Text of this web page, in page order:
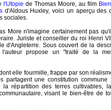
l'Utopie de Thomas Moore, au film
d'Aldous Huxley, voici un aperçu des
sociales.
More n'imagine certainement pas
Juriste et conseiller du roi Henri
d'Angleterre. Sous couvert de la
propose un "traité de la
elle fourmille, frappe par son
partagent une constitution commune
la répartition des terres cultivables,
visant le bien-être de